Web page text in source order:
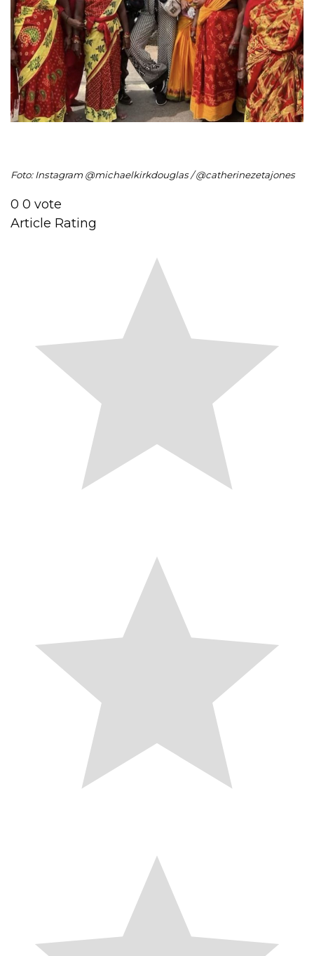
Foto: Instagram @michaelkirkdouglas / @catherinezetajones
0 0 vote
Article Rating